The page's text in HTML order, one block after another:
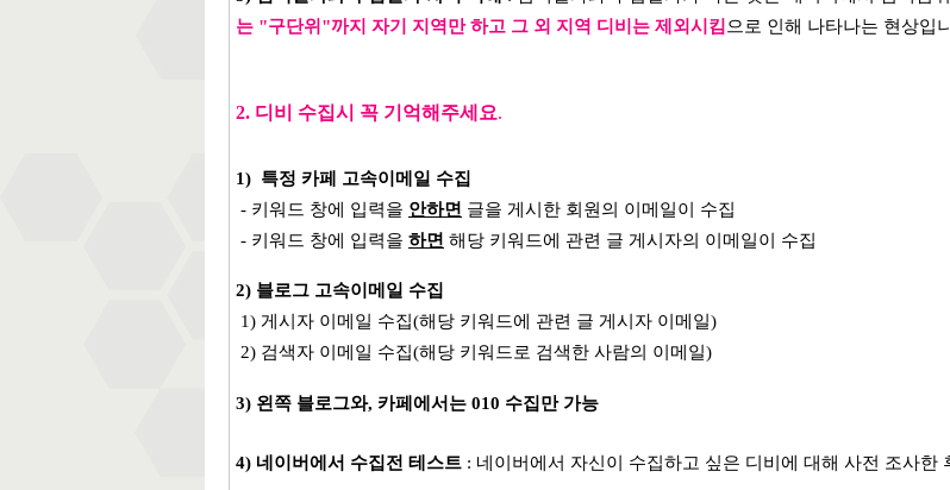
는 "구단위"까지 자기 지역만 하고 그 외 지역 디비는 제외시킴 으로 인해 나타나는 현상입
2. 디비 수집시 꼭 기억해주세요.
1) 특정 카페 고속이메일 수집
- 키워드 창에 입력을 안하면 글을 게시한 회원의 이메일이 수집
- 키워드 창에 입력을 하면 해당 키워드에 관련 글 게시자의 이메일이 수집
2) 블로그 고속이메일 수집
1) 게시자 이메일 수집(해당 키워드에 관련 글 게시자 이메일)
2) 검색자 이메일 수집(해당 키워드로 검색한 사람의 이메일)
3) 왼쪽 블로그와, 카페에서는 010 수집만 가능
4) 네이버에서 수집전 테스트 : 네이버에서 자신이 수집하고 싶은 디비에 대해 사전 조사한